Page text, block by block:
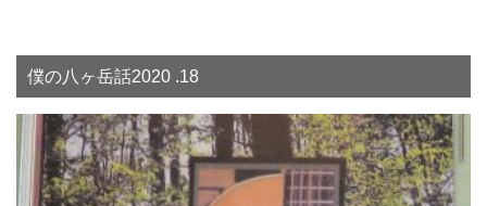
僕の八ヶ岳話2020 .18